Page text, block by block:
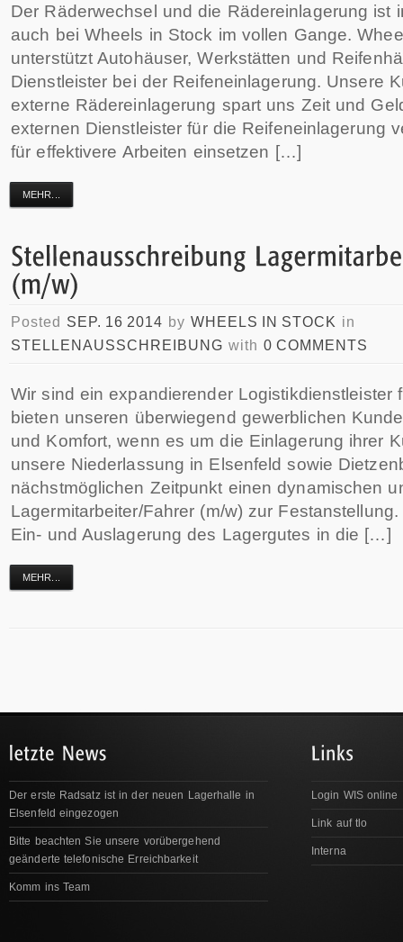
Der Räderwechsel und die Rädereinlagerung ist
auch bei Wheels in Stock im vollen Gange.
unterstützt Autohäuser, Werkstätten und
Dienstleister bei der Reifeneinlagerung. Unsere
externe Rädereinlagerung spart uns Zeit und
externen Dienstleister für die Reifeneinlagerung
für effektivere Arbeiten einsetzen […]
MEHR...
Posted SEP. 16 2014 by WHEELS IN STOCK in
STELLENAUSSCHREIBUNG with 0 COMMENTS
Wir sind ein expandierender Logistikdienstleister
bieten unseren überwiegend gewerblichen
und Komfort, wenn es um die Einlagerung ihrer
unsere Niederlassung in Elsenfeld sowie
nächstmöglichen Zeitpunkt einen dynamischen
Lagermitarbeiter/Fahrer (m/w) zur
Ein- und Auslagerung des Lagergutes in die […]
MEHR...
Der erste Radsatz ist in der neuen Lagerhalle in
Elsenfeld eingezogen
Bitte beachten Sie unsere vorübergehend
geänderte telefonische Erreichbarkeit
Komm ins Team
Login WIS online
Link auf tlo
Interna